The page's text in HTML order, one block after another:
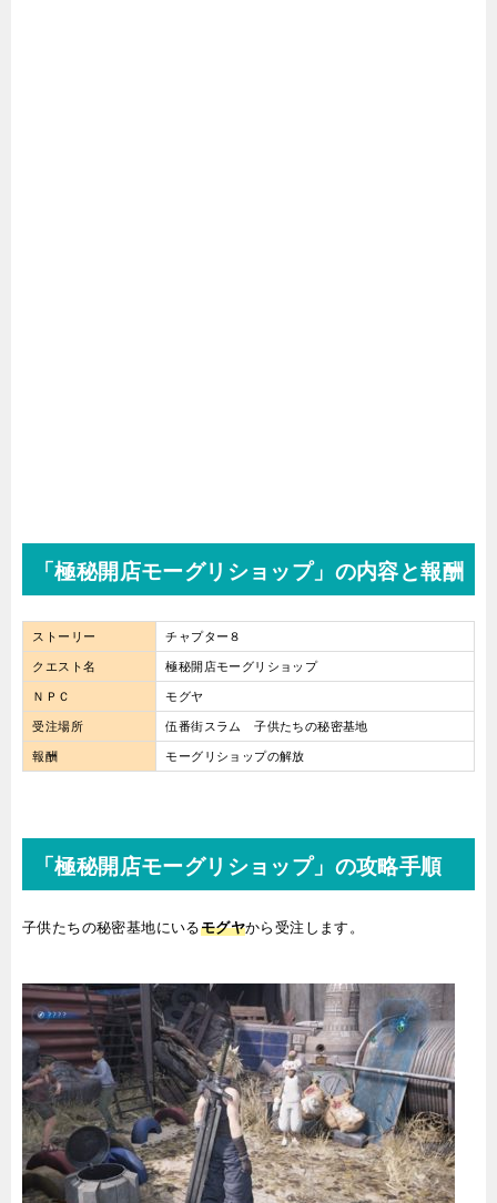
「極秘開店モーグリショップ」の内容と報酬
ストーリー チャプター８
クエスト名 極秘開店モーグリショップ
ＮＰＣ モグヤ
受注場所 伍番街スラム 子供たちの秘密基地
報酬 モーグリショップの解放
「極秘開店モーグリショップ」の攻略手順
子供たちの秘密基地にいるモグヤから受注します。